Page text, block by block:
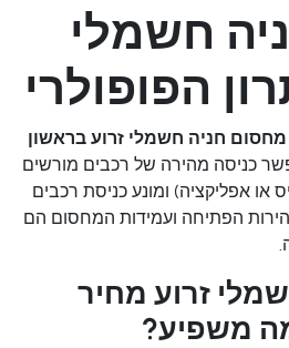
חשמלי
הפופולרי
מחסום חניה חשמלי זרוע בראשון
כניסה מהירה של רכבים מורשים
או אפליקציה) ומונע כניסת רכבים
הפתיחה ועמידות המחסום הם
זרוע מחיר
מה משפיע?